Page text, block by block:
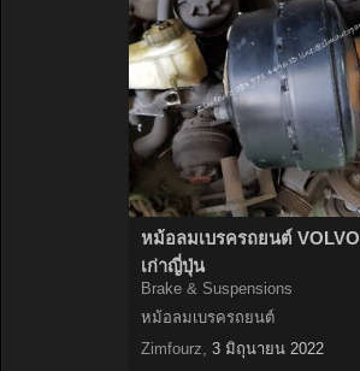
หม้อลมเบรครถยนต์
เก่าญี่ปุ่น
Brake & Suspensions
หม้อลมเบรครถยนต์
Zimfourz, 3 มิถุนายน 2022